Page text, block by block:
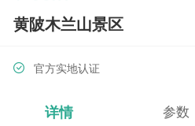
黄陂木兰山景区
官方实地认证
详情 参数